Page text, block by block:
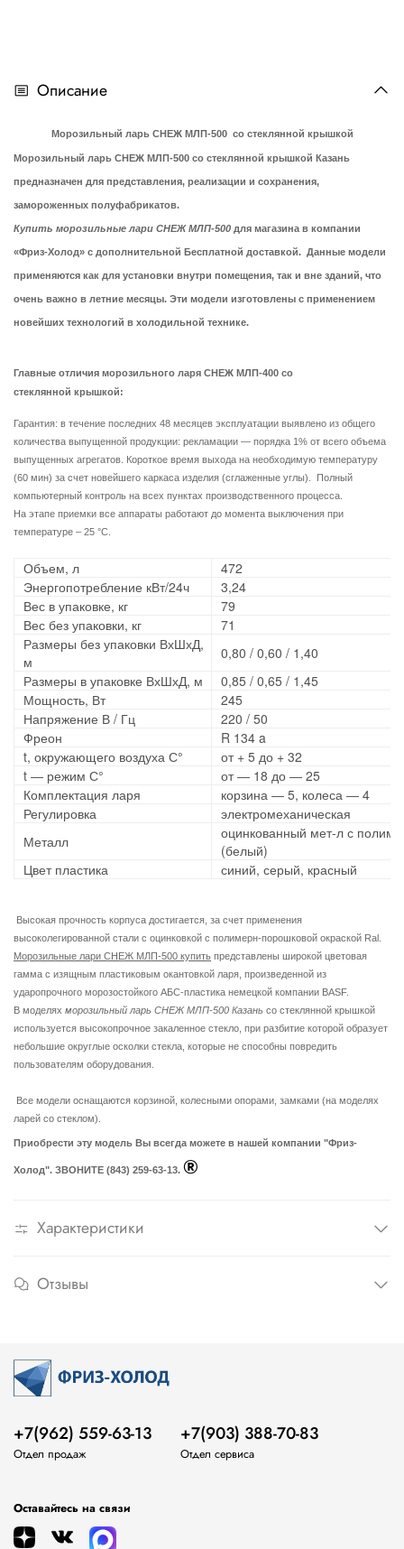
Описание
Морозильный ларь СНЕЖ МЛП-500 со стеклянной крышкой
Морозильный ларь СНЕЖ МЛП-500 со стеклянной крышкой Казань
предназначен для представления, реализации и сохранения,
замороженных полуфабрикатов.
Купить морозильные лари СНЕЖ МЛП-500 для магазина в компании
«Фриз-Холод» с дополнительной Бесплатной доставкой. Данные модели
применяются как для установки внутри помещения, так и вне зданий, что
очень важно в летние месяцы. Эти модели изготовлены с применением
новейших технологий в холодильной технике.
Главные отличия морозильного ларя СНЕЖ МЛП-400 со
стеклянной крышкой:
Гарантия: в течение последних 48 месяцев эксплуатации выявлено из общего
количества выпущенной продукции: рекламации ― порядка 1% от всего объема
выпущенных агрегатов. Короткое время выхода на необходимую температуру
(60 мин) за счет новейшего каркаса изделия (сглаженные углы). Полный
компьютерный контроль на всех пунктах производственного процесса.
На этапе приемки все аппараты работают до момента выключения при
температуре – 25 °С.
Объем, л
472
Энергопотребление кВт/24ч
3,24
Вес в упаковке, кг
79
Вес без упаковки, кг
71
Размеры без упаковки ВхШхД,
м
0,80 / 0,60 / 1,40
Размеры в упаковке ВхШхД, м
0,85 / 0,65 / 1,45
Мощность, Вт
245
Напряжение В / Гц
220 / 50
Фреон
R 134 a
t, окружающего воздуха С°
от + 5 до + 32
t ― режим С°
от ― 18 до ― 25
Комплектация ларя
корзина ― 5, колеса ― 4
Регулировка
электромеханическая
Металл
оцинкованный мет-л с
(белый)
Цвет пластика
синий, серый, красный
Высокая прочность корпуса достигается, за счет применения
высоколегированной стали с оцинковкой с полимерн-порошковой окраской Ral
Морозильные лари СНЕЖ МЛП-500 купить представлены широкой цветовая
гамма с изящным пластиковым окантовкой ларя, произведенной из
ударопрочного морозостойкого АБС-пластика немецкой компании BASF.
В моделях морозильный ларь СНЕЖ МЛП-500 Казань со стеклянной крышкой
используется высокопрочное закаленное стекло, при разбитие которой образует
небольшие округлые осколки стекла, которые не способны повредить
пользователям оборудования.
Все модели оснащаются корзиной, колесными опорами, замками (на моделях
ларей со стеклом).
Приобрести эту модель Вы всегда можете в нашей компании "Фриз-
Холод". ЗВОНИТЕ (843) 259-63-13. ®
Характеристики
Отзывы
+7(962) 559-63-13
Отдел продаж
+7(903) 388-70-83
Отдел сервиса
Оставайтесь на связи